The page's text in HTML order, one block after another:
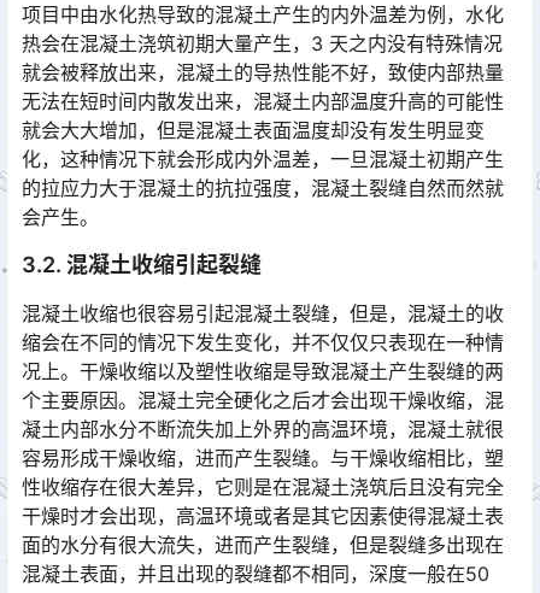
项目中由水化热导致的混凝土产生的内外温差为例，水化
热会在混凝土浇筑初期大量产生，3 天之内没有特殊情况
就会被释放出来，混凝土的导热性能不好，致使内部热量
无法在短时间内散发出来，混凝土内部温度升高的可能性
就会大大增加，但是混凝土表面温度却没有发生明显变
化，这种情况下就会形成内外温差，一旦混凝土初期产生
的拉应力大于混凝土的抗拉强度，混凝土裂缝自然而然就
会产生。󠅅󠅃󠄵󠅂󠄪󠇖󠆨󠆨󠇕󠆞󠆒󠅬󠇘󠆭󠆘󠇙󠆝󠅵󠇗󠆭󠆁󠄐󠇗󠅹󠅸󠇖󠆍󠅳󠇖󠅹󠅰󠇖󠆌󠅹
3.2. 混凝土收缩引起裂缝
混凝土收缩也很容易引起混凝土裂缝，但是，混凝土的收
缩会在不同的情况下发生变化，并不仅仅只表现在一种情
况上。干燥收缩以及塑性收缩是导致混凝土产生裂缝的两
个主要原因。混凝土完全硬化之后才会出现干燥收缩，混
凝土内部水分不断流失加上外界的高温环境，混凝土就很
容易形成干燥收缩，进而产生裂缝。与干燥收缩相比，塑
性收缩存在很大差异，它则是在混凝土浇筑后且没有完全
干燥时才会出现，高温环境或者是其它因素使得混凝土表
面的水分有很大流失，进而产生裂缝，但是裂缝多出现在
混凝土表面，并且出现的裂缝都不相同，深度一般在50